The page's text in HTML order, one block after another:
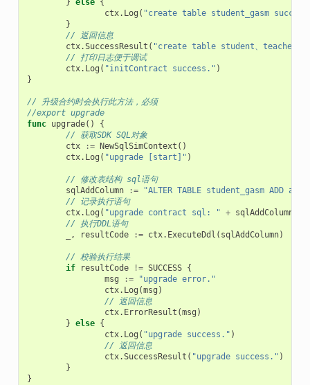
} else {
ctx. Log ( "create table student_gasm
}
// 返回信息
ctx.SuccessResult ( "create table student、
// 打印日志便于调试
ctx. Log ( "initContract success." )
}
// 升级合约时会执行此方法，必须
//export upgrade
func upgrade()
{
// 获取SDK SQL对象
ctx
:= NewSqlSimContext ()
ctx. Log ( "upgrade [start]" )
// 修改表结构 sql语句
sqlAddColumn
:=
"ALTER TABLE student_gasm ADD
// 记录执行语句
ctx. Log ( "upgrade contract sql: " + sqlAddColumn
// 执行DDL语句
, resultCode := ctx. ExecuteDdl ( sqlAddColumn)
// 校验执行结果
if
resultCode != SUCCESS {
msg
:=
"upgrade error."
ctx. Log (msg )
// 返回信息
ctx. ErrorResult (msg )
} else {
ctx. Log ( "upgrade success." )
// 返回信息
ctx.SuccessResult ( "upgrade success." )
}
}